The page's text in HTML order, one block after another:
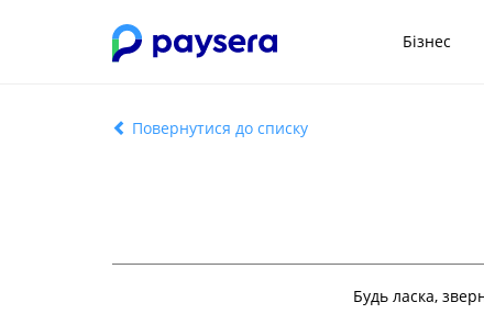
Бізнес
Повернутися до списку
Будь ласка,